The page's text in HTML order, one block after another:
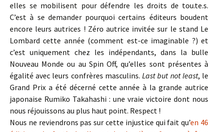
elles se mobilisent pour défendre les droits de tou.te.s.
C’est à se demander pourquoi certains éditeurs boudent
encore leurs autrices ! Zéro autrice invitée sur le stand Le
Lombard cette année (comment est-ce imaginable ?) et
c’est uniquement chez les indépendants, dans la bulle
Nouveau Monde ou au Spin Off, qu’elles sont présentes à
égalité avec leurs confrères masculins.Last but not least, le
Grand Prix a été décerné cette année à la grande autrice
japonaise Rumiko Takahashi : une vraie victoire dont nous
nous réjouissons au plus haut point. Respect !
Nous ne reviendrons pas sur cette injustice qui fait qu’en 46